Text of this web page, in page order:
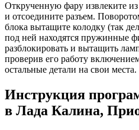
Открученную фару извлеките
и отсоедините разъем.
блока вытащите колодку (так
под ней находятся пружинные
разблокировать и вытащить
проверив его работу
остальные детали на свои места.
Инструкция
в Лада Калина,